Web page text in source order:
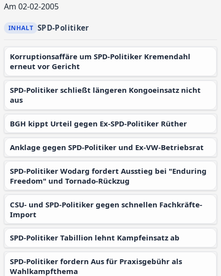
Am 02-02-2005
SPD-Politiker
Korruptionsaffäre um SPD-Politiker Kremendahl
erneut vor Gericht
SPD-Politiker schließt längeren Kongoeinsatz nicht
aus
BGH kippt Urteil gegen Ex-SPD-Politiker Rüther
Anklage gegen SPD-Politiker und Ex-VW-Betriebsrat
SPD-Politiker Wodarg fordert Ausstieg bei "Enduring
Freedom" und Tornado-Rückzug
CSU- und SPD-Politiker gegen schnellen Fachkräfte-
Import
SPD-Politiker Tabillion lehnt Kampfeinsatz ab
SPD-Politiker fordern Aus für Praxisgebühr als
Wahlkampfthema